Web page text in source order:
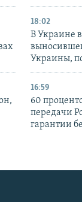
18:02
В Украине
Украины,
16:59
60
передачи
гарантии